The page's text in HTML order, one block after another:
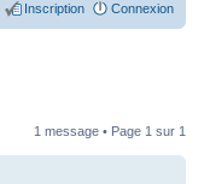
Inscription Connexion
1 message • Page 1 sur 1